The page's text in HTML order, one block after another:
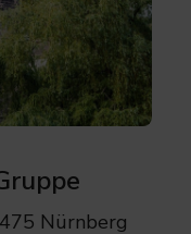
Nürnberg